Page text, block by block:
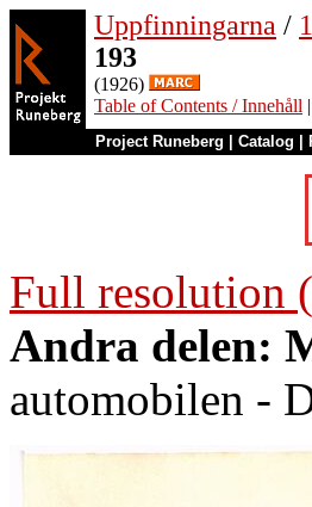
Uppfinningarna /
193
(1926)
Table of Contents / Innehåll |
Project Runeberg Catalog
Full resolution
Andra delen:
automobilen -